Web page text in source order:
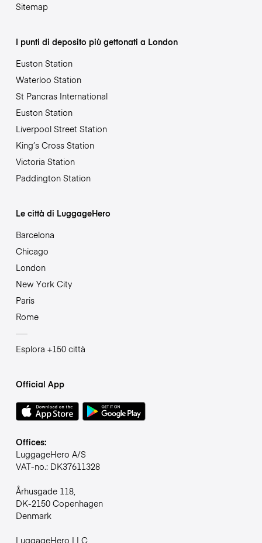
Sitemap
I punti di deposito più gettonati a London
Euston Station
Waterloo Station
St Pancras International
Euston Station
Liverpool Street Station
King’s Cross Station
Victoria Station
Paddington Station
Le città di LuggageHero
Barcelona
Chicago
London
New York City
Paris
Rome
Esplora +150 città
Official App
Offices:
LuggageHero A/S
VAT-no.: DK37611328
Århusgade 118,
DK-2150 Copenhagen
Denmark
LuggageHero LLC